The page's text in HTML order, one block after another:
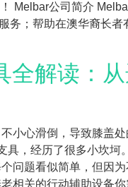
Melbar公司简介
务；帮助在澳华裔长
解读：
小心滑倒，导致膝盖
，经历了很多小坎
问题看似简单，但因
相关的行动辅助设备